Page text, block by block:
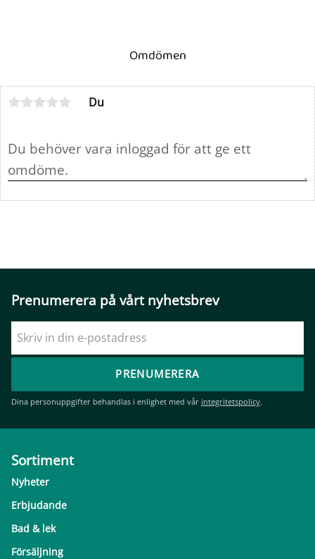
Omdömen
Du
Prenumerera på vårt nyhetsbrev
PRENUMERERA
Dina personuppgifter behandlas i enlighet med vår integritetspolicy.
Sortiment
Nyheter
Erbjudande
Bad & lek
Försäljning